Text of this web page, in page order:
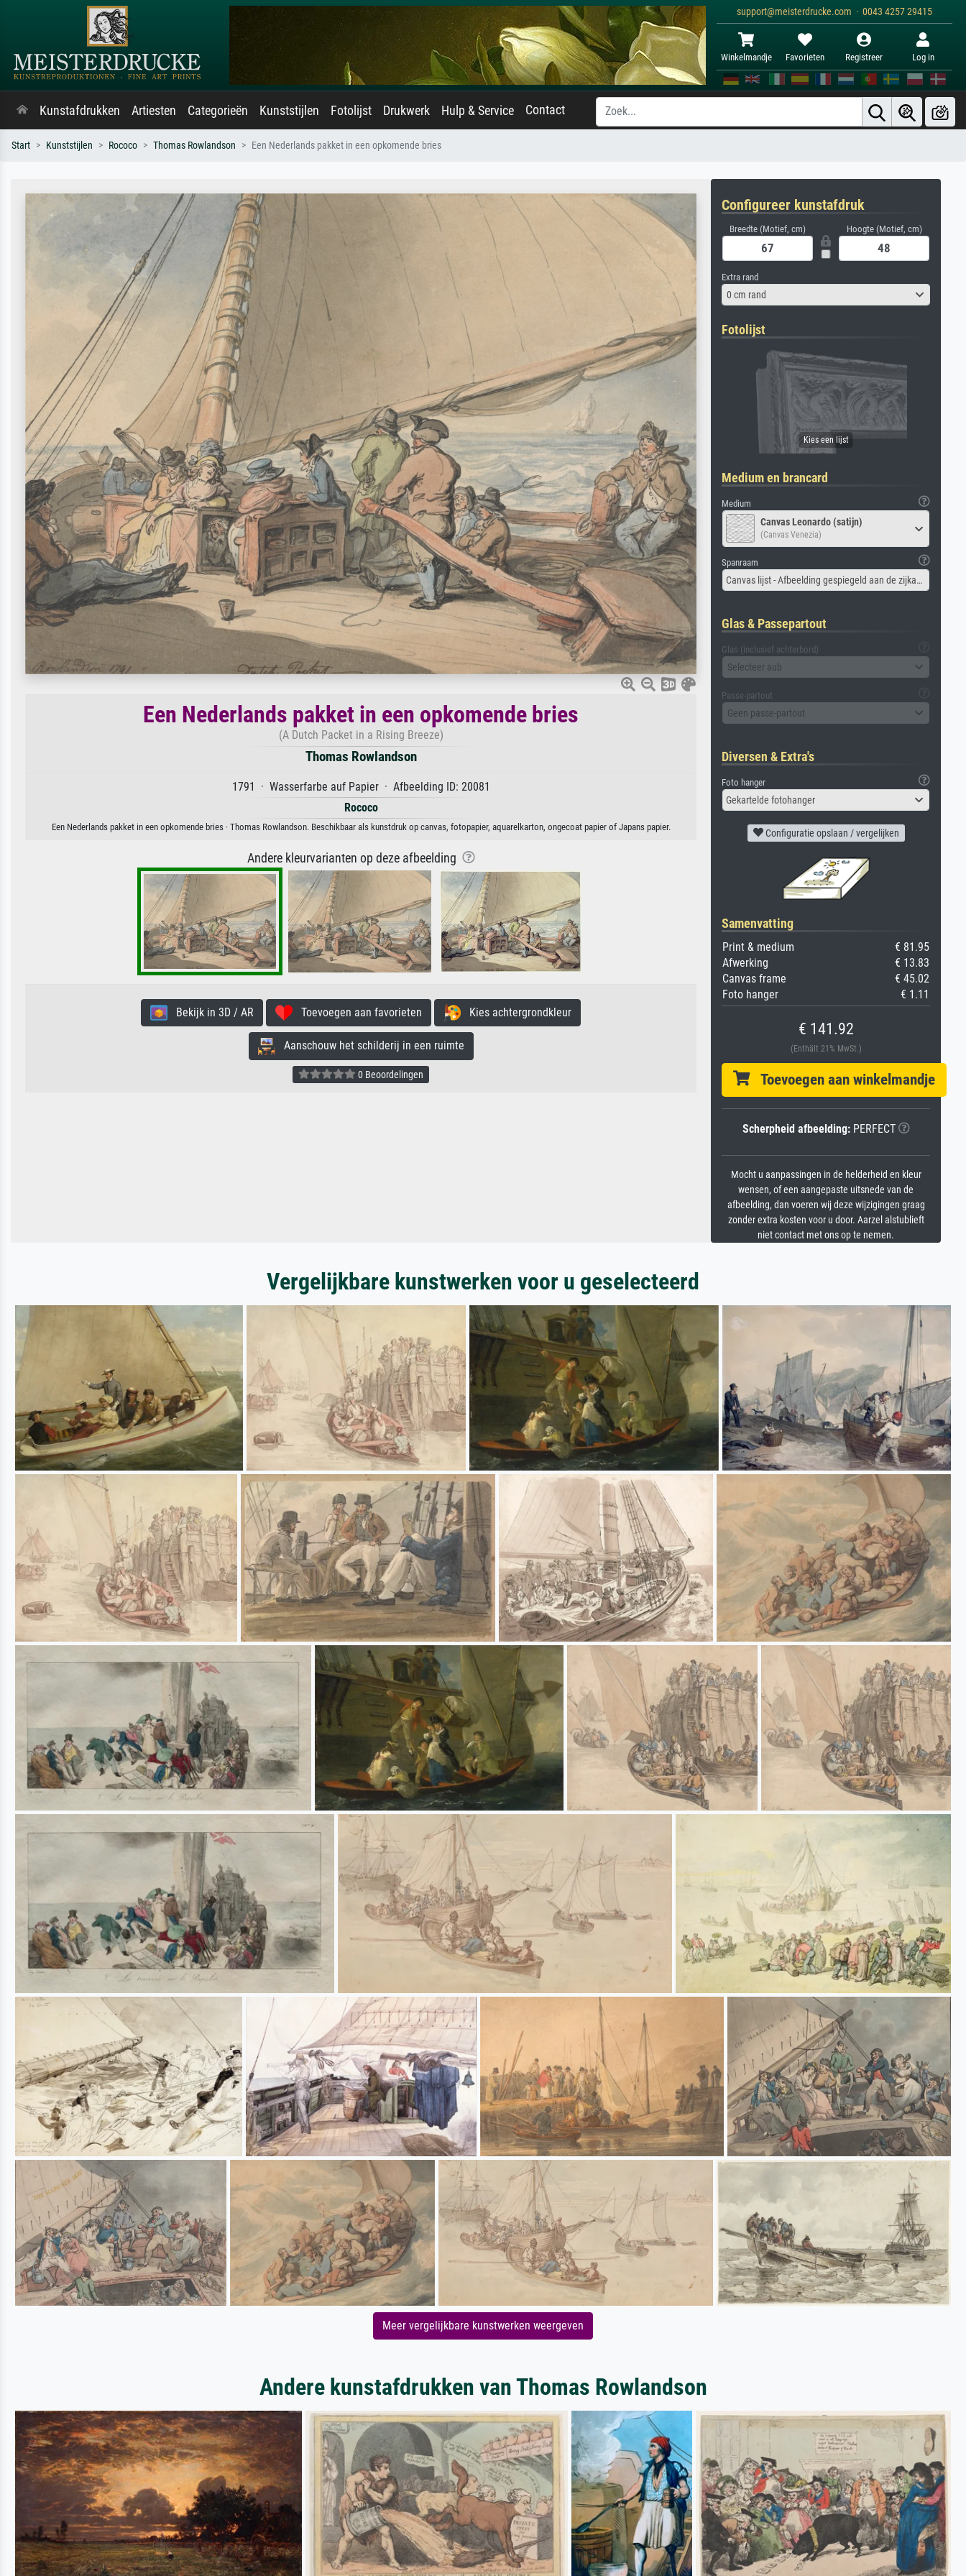
support@meisterdrucke.com · 0043 4257 29415
Winkelmandje Favorieten Registreer Log in
Kunstafdrukken Artiesten Categorieën Kunststijlen Fotolijst Drukwerk Hulp & Service Contact
Start Kunststijlen Rococo Thomas Rowlandson Een Nederlands pakket in een opkomende bries
Een Nederlands pakket in een opkomende bries
(A Dutch Packet in a Rising Breeze)
Thomas Rowlandson
1791 · Wasserfarbe auf Papier · Afbeelding ID: 20081
Rococo
Een Nederlands pakket in een opkomende bries · Thomas Rowlandson. Beschikbaar als kunstdruk op canvas, fotopapier, aquarelkarton, ongecoat papier of Japans papier.
Andere kleurvarianten op deze afbeelding
Bekijk in 3D / AR Toevoegen aan favorieten Kies achtergrondkleur
Aanschouw het schilderij in een ruimte
0 Beoordelingen
Configureer kunstafdruk
Breedte (Motief, cm) Hoogte (Motief, cm)
Extra rand
0 cm rand
Fotolijst
Medium en brancard
Medium
Canvas Leonardo (satijn)
(Canvas Venezia)
Spanraam
Canvas lijst - Afbeelding gespiegeld aan de zijkant
Glas & Passepartout
Glas (inclusief achterbord)
Selecteer aub
Passe-partout
Geen passe-partout
Diversen & Extra's
Foto hanger
Gekartelde fotohanger
Configuratie opslaan / vergelijken
Samenvatting
Print & medium
€ 81.95
Afwerking
€ 13.83
Canvas frame
€ 45.02
Foto hanger
€ 1.11
€ 141.92
(Enthält 21% MwSt.)
Toevoegen aan winkelmandje
Scherpheid afbeelding:PERFECT
Mocht u aanpassingen in de helderheid en kleur
wensen, of een aangepaste uitsnede van de
afbeelding, dan voeren wij deze wijzigingen graag
zonder extra kosten voor u door. Aarzel alstublieft
niet contact met ons op te nemen.
Vergelijkbare kunstwerken voor u geselecteerd
Meer vergelijkbare kunstwerken weergeven
Andere kunstafdrukken van Thomas Rowlandson